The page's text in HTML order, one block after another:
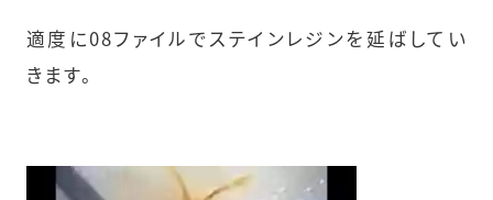
適度に08ファイルでステインレジンを延ばしてい
きます。